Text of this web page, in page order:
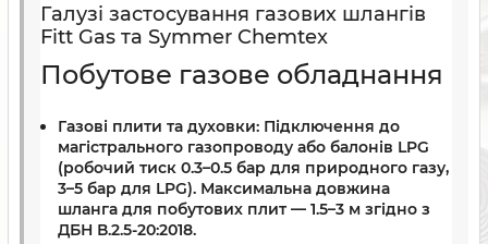
Галузі застосування газових шлангів
Fitt Gas та Symmer Chemtex
Побутове газове обладнання
Газові плити та духовки: Підключення до
магістрального газопроводу або балонів LPG
(робочий тиск 0.3–0.5 бар для природного газу,
3–5 бар для LPG). Максимальна довжина
шланга для побутових плит — 1.5–3 м згідно з
ДБН В.2.5-20:2018.